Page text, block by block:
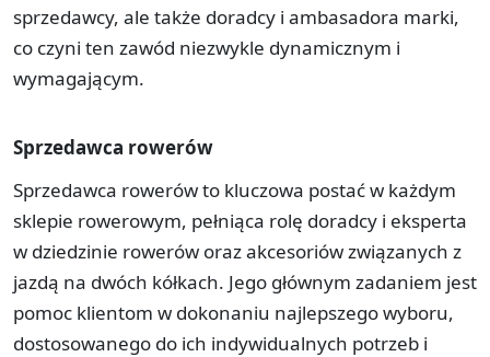
sprzedawcy, ale także doradcy i ambasadora marki,
co czyni ten zawód niezwykle dynamicznym i
wymagającym.
Sprzedawca rowerów
Sprzedawca rowerów to kluczowa postać w każdym
sklepie rowerowym, pełniąca rolę doradcy i eksperta
w dziedzinie rowerów oraz akcesoriów związanych z
jazdą na dwóch kółkach. Jego głównym zadaniem jest
pomoc klientom w dokonaniu najlepszego wyboru,
dostosowanego do ich indywidualnych potrzeb i